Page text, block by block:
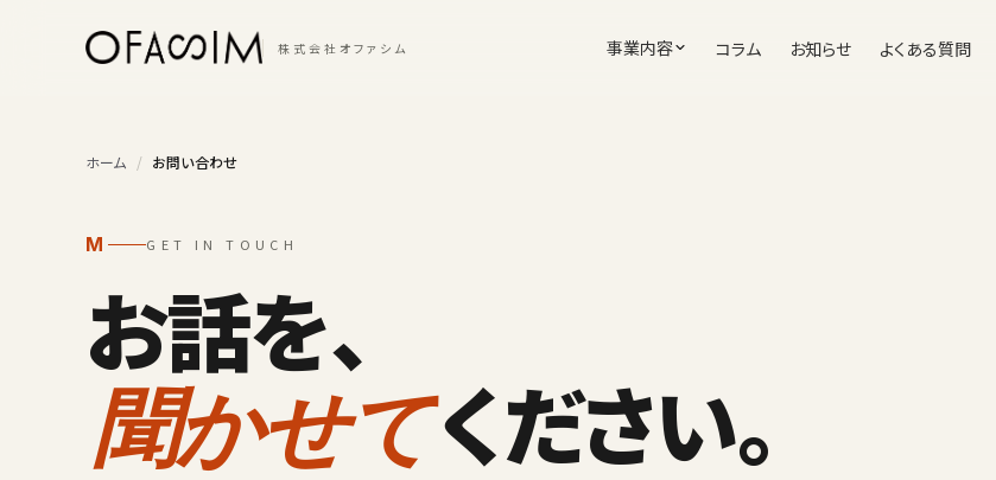
株式会社オファシム 事業内容 コラム お知らせ よくある質問
ホーム / お問い合わせ
M GET IN TOUCH
お話を、
聞かせてください。